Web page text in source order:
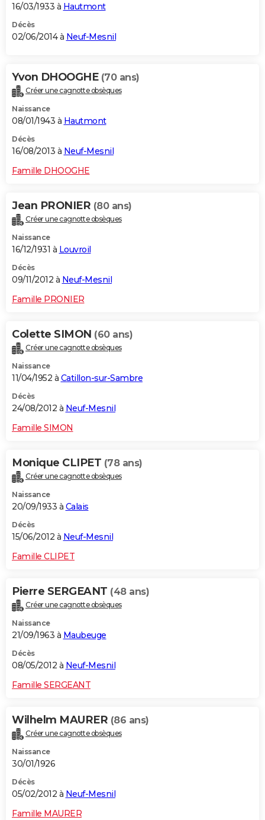
16/03/1933 à Hautmont
Décès
02/06/2014 à Neuf-Mesnil
Yvon DHOOGHE (70 ans)
Créer une cagnotte obsèques
Naissance
08/01/1943 à Hautmont
Décès
16/08/2013 à Neuf-Mesnil
Famille DHOOGHE
Jean PRONIER (80 ans)
Créer une cagnotte obsèques
Naissance
16/12/1931 à Louvroil
Décès
09/11/2012 à Neuf-Mesnil
Famille PRONIER
Colette SIMON (60 ans)
Créer une cagnotte obsèques
Naissance
11/04/1952 à Catillon-sur-Sambre
Décès
24/08/2012 à Neuf-Mesnil
Famille SIMON
Monique CLIPET (78 ans)
Créer une cagnotte obsèques
Naissance
20/09/1933 à Calais
Décès
15/06/2012 à Neuf-Mesnil
Famille CLIPET
Pierre SERGEANT (48 ans)
Créer une cagnotte obsèques
Naissance
21/09/1963 à Maubeuge
Décès
08/05/2012 à Neuf-Mesnil
Famille SERGEANT
Wilhelm MAURER (86 ans)
Créer une cagnotte obsèques
Naissance
30/01/1926
Décès
05/02/2012 à Neuf-Mesnil
Famille MAURER